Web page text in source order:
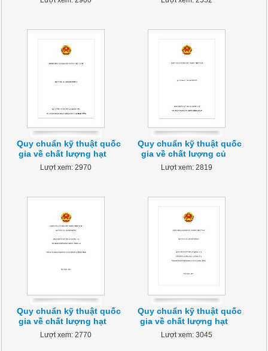
Quy chuẩn kỹ thuật quốc
gia về chất lượng hạt
Lượt xem: 2970
Quy chuẩn kỹ thuật quốc
gia về chất lượng củ
Lượt xem: 2819
Quy chuẩn kỹ thuật quốc
gia về chất lượng hạt
Lượt xem: 2770
Quy chuẩn kỹ thuật quốc
gia về chất lượng hạt
Lượt xem: 3045